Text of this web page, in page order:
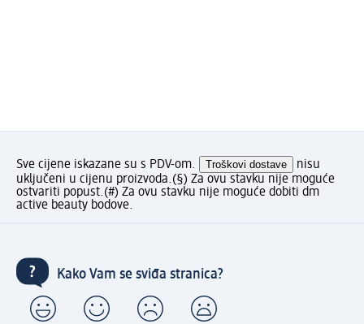
Sve cijene iskazane su s PDV-om. Troškovi dostave
nisu
uključeni u cijenu proizvoda.(§) Za ovu stavku nije moguće
ostvariti popust.(#) Za ovu stavku nije moguće dobiti dm
active beauty bodove.
Kako Vam se sviđa stranica?